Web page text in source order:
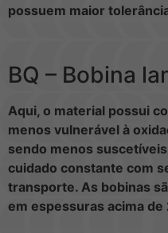
possuem maior
BQ – Bobina
Aqui, o material possui
menos vulnerável à
sendo menos
cuidado constante com
transporte. As bobinas
em espessuras acima de